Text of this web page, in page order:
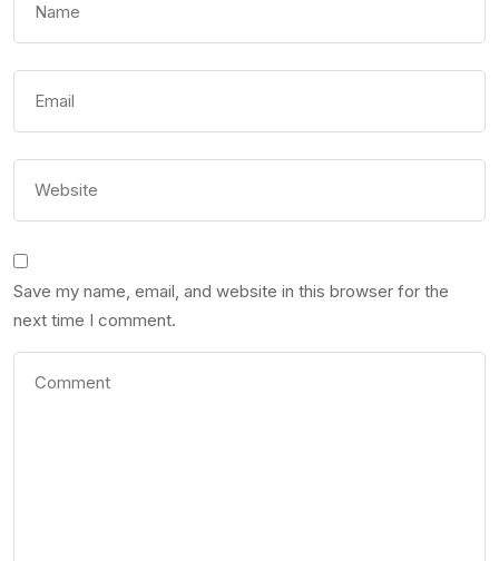
Save my name, email, and website in this browser for the
next time I comment.